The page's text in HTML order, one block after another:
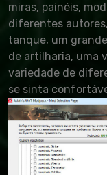
miras, painéis,
diferentes
tanque, um
de artilharia, uma
variedade de
se sinta